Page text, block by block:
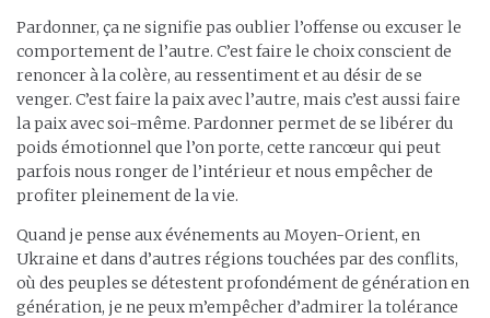
Pardonner, ça ne signifie pas oublier l’offense ou excuser le
comportement de l’autre. C’est faire le choix conscient de
renoncer à la colère, au ressentiment et au désir de se
venger. C’est faire la paix avec l’autre, mais c’est aussi faire
la paix avec soi-même. Pardonner permet de se libérer du
poids émotionnel que l’on porte, cette rancœur qui peut
parfois nous ronger de l’intérieur et nous empêcher de
profiter pleinement de la vie.
Quand je pense aux événements au Moyen-Orient, en
Ukraine et dans d’autres régions touchées par des conflits,
où des peuples se détestent profondément de génération en
génération, je ne peux m’empêcher d’admirer la tolérance